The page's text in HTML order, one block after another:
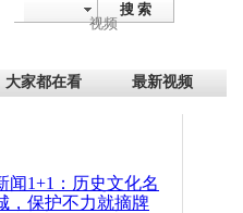
搜 索
视频
大家都在看 最新视频
闻1+1：历史文化名
，保护不力就摘牌